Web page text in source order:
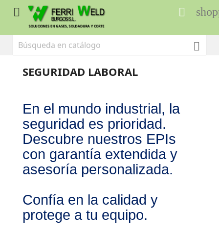
 

SEGURIDAD LABORAL
En el mundo industrial, la
seguridad es prioridad.
Descubre nuestros EPIs
con garantía extendida y
asesoría personalizada.
Confía en la calidad y
protege a tu equipo.